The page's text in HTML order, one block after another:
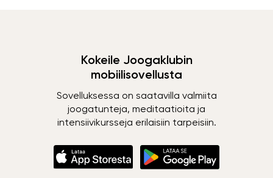
Kokeile Joogaklubin
mobiilisovellusta
Sovelluksessa on saatavilla valmiita
joogatunteja, meditaatioita ja
intensiivikursseja erilaisiin tarpeisiin.